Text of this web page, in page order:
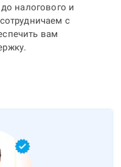
налогового и
с
вам